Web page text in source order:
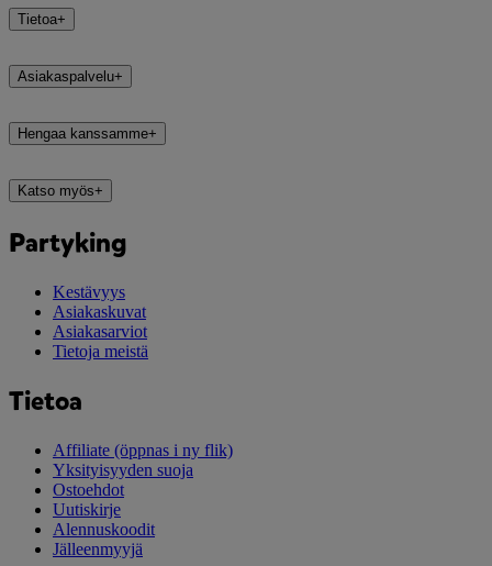
Tietoa+
Asiakaspalvelu+
Hengaa kanssamme+
Katso myös+
Partyking
Kestävyys
Asiakaskuvat
Asiakasarviot
Tietoja meistä
Tietoa
Affiliate (öppnas i ny flik)
Yksityisyyden suoja
Ostoehdot
Uutiskirje
Alennuskoodit
Jälleenmyyjä